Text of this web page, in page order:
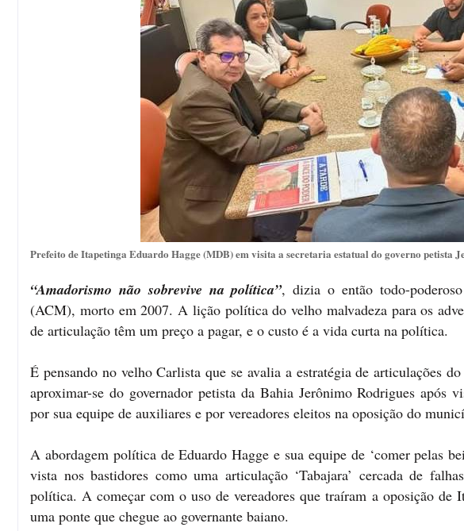
Prefeito de Itapetinga Eduardo Hagge (MDB) em visita a secretaria estatual do governo petista
“Amadorismo não sobrevive na política”, dizia o então todo-
(ACM), morto em 2007. A lição política do velho malvadeza para os
de articulação têm um preço a pagar, e o custo é a vida curta na política.
É pensando no velho Carlista que se avalia a estratégia de articulações
aproximar-se do governador petista da Bahia Jerônimo Rodrigues após
por sua equipe de auxiliares e por vereadores eleitos na oposição do
A abordagem política de Eduardo Hagge e sua equipe de ‘comer pelas
vista nos bastidores como uma articulação ‘Tabajara’ cercada de
política. A começar com o uso de vereadores que traíram a oposição de
uma ponte que chegue ao governante baiano.